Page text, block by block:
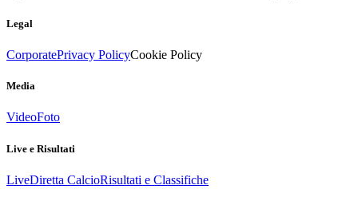
Legal
CorporatePrivacy PolicyCookie Policy
Media
VideoFoto
Live e Risultati
LiveDiretta CalcioRisultati e Classifiche